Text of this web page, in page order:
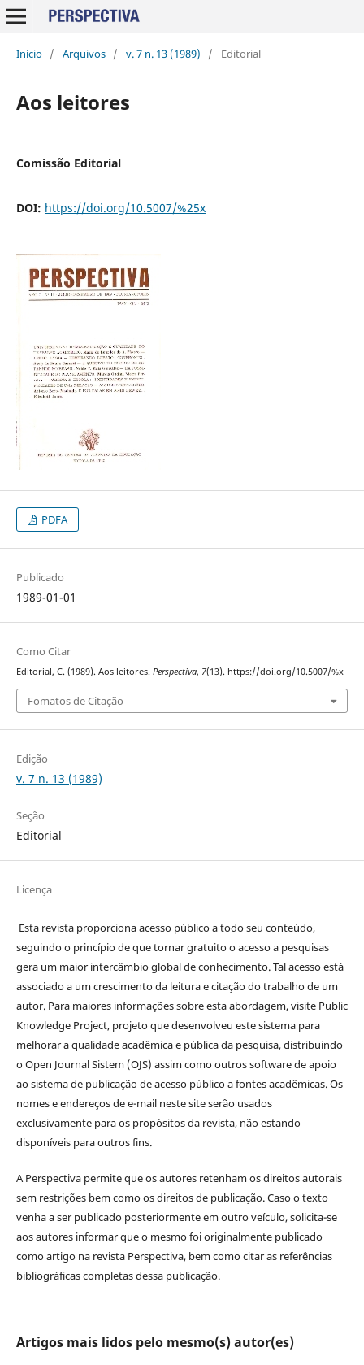
Início / Arquivos / v. 7 n. 13 (1989) / Editorial
Aos leitores
Comissão Editorial
DOI: https://doi.org/10.5007/%25x
PDFA
Publicado
1989-01-01
Como Citar
Editorial, C. (1989). Aos leitores. Perspectiva, 7(13). https://doi.org/10.5007/%x
Fomatos de Citação
Edição
v. 7 n. 13 (1989)
Seção
Editorial
Licença
Esta revista proporciona acesso público a todo seu conteúdo,
seguindo o princípio de que tornar gratuito o acesso a pesquisas
gera um maior intercâmbio global de conhecimento. Tal acesso está
associado a um crescimento da leitura e citação do trabalho de um
autor. Para maiores informações sobre esta abordagem, visite Public
Knowledge Project, projeto que desenvolveu este sistema para
melhorar a qualidade acadêmica e pública da pesquisa, distribuindo
o Open Journal Sistem (OJS) assim como outros software de apoio
ao sistema de publicação de acesso público a fontes acadêmicas. Os
nomes e endereços de e-mail neste site serão usados
exclusivamente para os propósitos da revista, não estando
disponíveis para outros fins.
A Perspectiva permite que os autores retenham os direitos autorais
sem restrições bem como os direitos de publicação. Caso o texto
venha a ser publicado posteriormente em outro veículo, solicita-se
aos autores informar que o mesmo foi originalmente publicado
como artigo na revista Perspectiva, bem como citar as referências
bibliográficas completas dessa publicação.
Artigos mais lidos pelo mesmo(s) autor(es)